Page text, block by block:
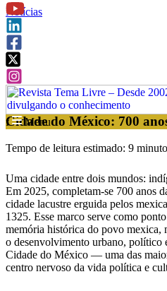
f Menu
Notícias
Cidade do México: 700
Tempo de leitura estimado: 9
Uma cidade entre dois mundos:
Em 2025, completam-se 700 anos
cidade lacustre erguida pelos
1325. Esse marco serve como
memória histórica do povo mexica,
o desenvolvimento urbano, político
Cidade do México — uma das
centro nervoso da vida política e